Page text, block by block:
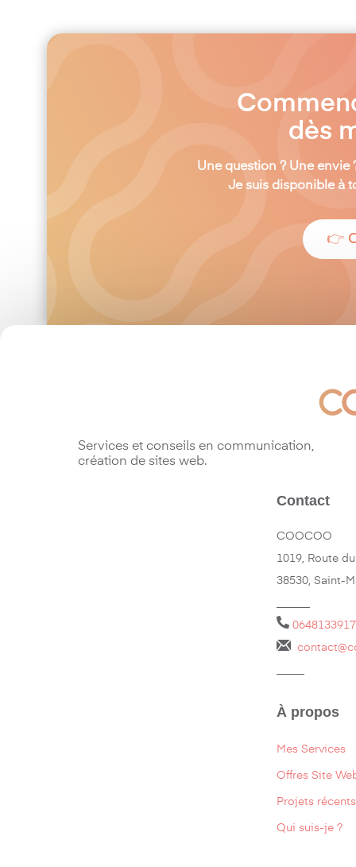
dès
Une question ? Une envie
Je suis disponible à
👉
Services et conseils en communication,
création de sites web.
Contact
COOCOO
1019, Route
38530, Saint-
0648133917
À propos
Mes Services
Offres Site
Projets récents
Qui suis-je ?